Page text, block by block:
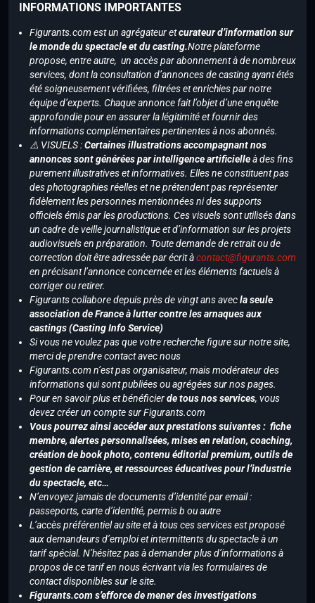
INFORMATIONS IMPORTANTES
Figurants.com est un agrégateur etcurateur d’information sur
le monde du spectacle et du casting.Notre plateforme
propose, entre autre, un accès par abonnement à de nombreux
services, dont la consultation d’annonces de casting ayant étés
été soigneusement vérifiées, filtrées et enrichies par notre
équipe d’experts. Chaque annonce fait l’objet d’une enquête
approfondie pour en assurer la légitimité et fournir des
informations complémentaires pertinentes à nos abonnés.
⚠️ VISUELS :Certaines illustrations accompagnant nos
annonces sont générées par intelligence artificielleà des fins
purement illustratives et informatives. Elles ne constituent pas
des photographies réelles et ne prétendent pas représenter
fidèlement les personnes mentionnées ni des supports
officiels émis par les productions. Ces visuels sont utilisés dans
un cadre de veille journalistique et d’information sur les projets
audiovisuels en préparation. Toute demande de retrait ou de
correction doit être adressée par écrit àcontact@figurants.com
en précisant l’annonce concernée et les éléments factuels à
corriger ou retirer.
Figurants collabore depuis près de vingt ans avecla seule
association de France à lutter contre les arnaques aux
castings (Casting Info Service)
Si vous ne voulez pas que votre recherche figure sur notre site,
merci de prendre contact avec nous
Figurants.com n’est pas organisateur, mais modérateur des
informations qui sont publiées ou agrégées sur nos pages.
Pour en savoir plus et bénéficierde tous nos services, vous
devez créer un compte sur Figurants.com
Vous pourrez ainsi accéder aux prestations suivantes : fiche
membre, alertes personnalisées, mises en relation, coaching,
création de book photo, contenu éditorial premium, outils de
gestion de carrière, et ressources éducatives pour l’industrie
du spectacle, etc…
N’envoyez jamais de documents d’identité par email :
passeports, carte d’identité, permis b ou autre
L’accès préférentiel au site et à tous ces services est proposé
aux demandeurs d’emploi et intermittents du spectacle à un
tarif spécial. N’hésitez pas à demander plus d’informations à
propos de ce tarif en nous écrivant via les formulaires de
contact disponibles sur le site.
Figurants.com s’efforce de mener des investigations